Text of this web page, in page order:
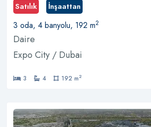
Satılık İnşaattan
3 oda, 4 banyolu, 192 m2
Daire
Expo City / Dubai
3 4 192 m2